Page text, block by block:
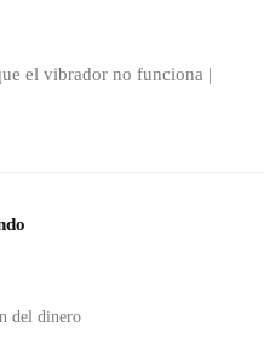
el vibrador no funciona |
del dinero